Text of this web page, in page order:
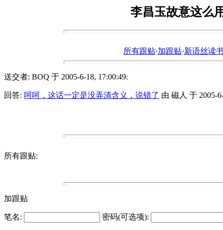
李昌玉故意这么
所有跟贴·加跟贴·新语丝读
送交者: BOQ 于 2005-6-18, 17:00:49:
回答: 呵呵，这话一定是没弄清含义，说错了 由 磁人 于 2005-
所有跟贴:
加跟贴
笔名: 密码(可选项):